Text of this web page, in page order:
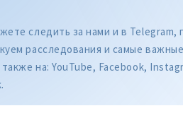
следить за нами и в Telegram,
расследования и самые
на: YouTube, Facebook,